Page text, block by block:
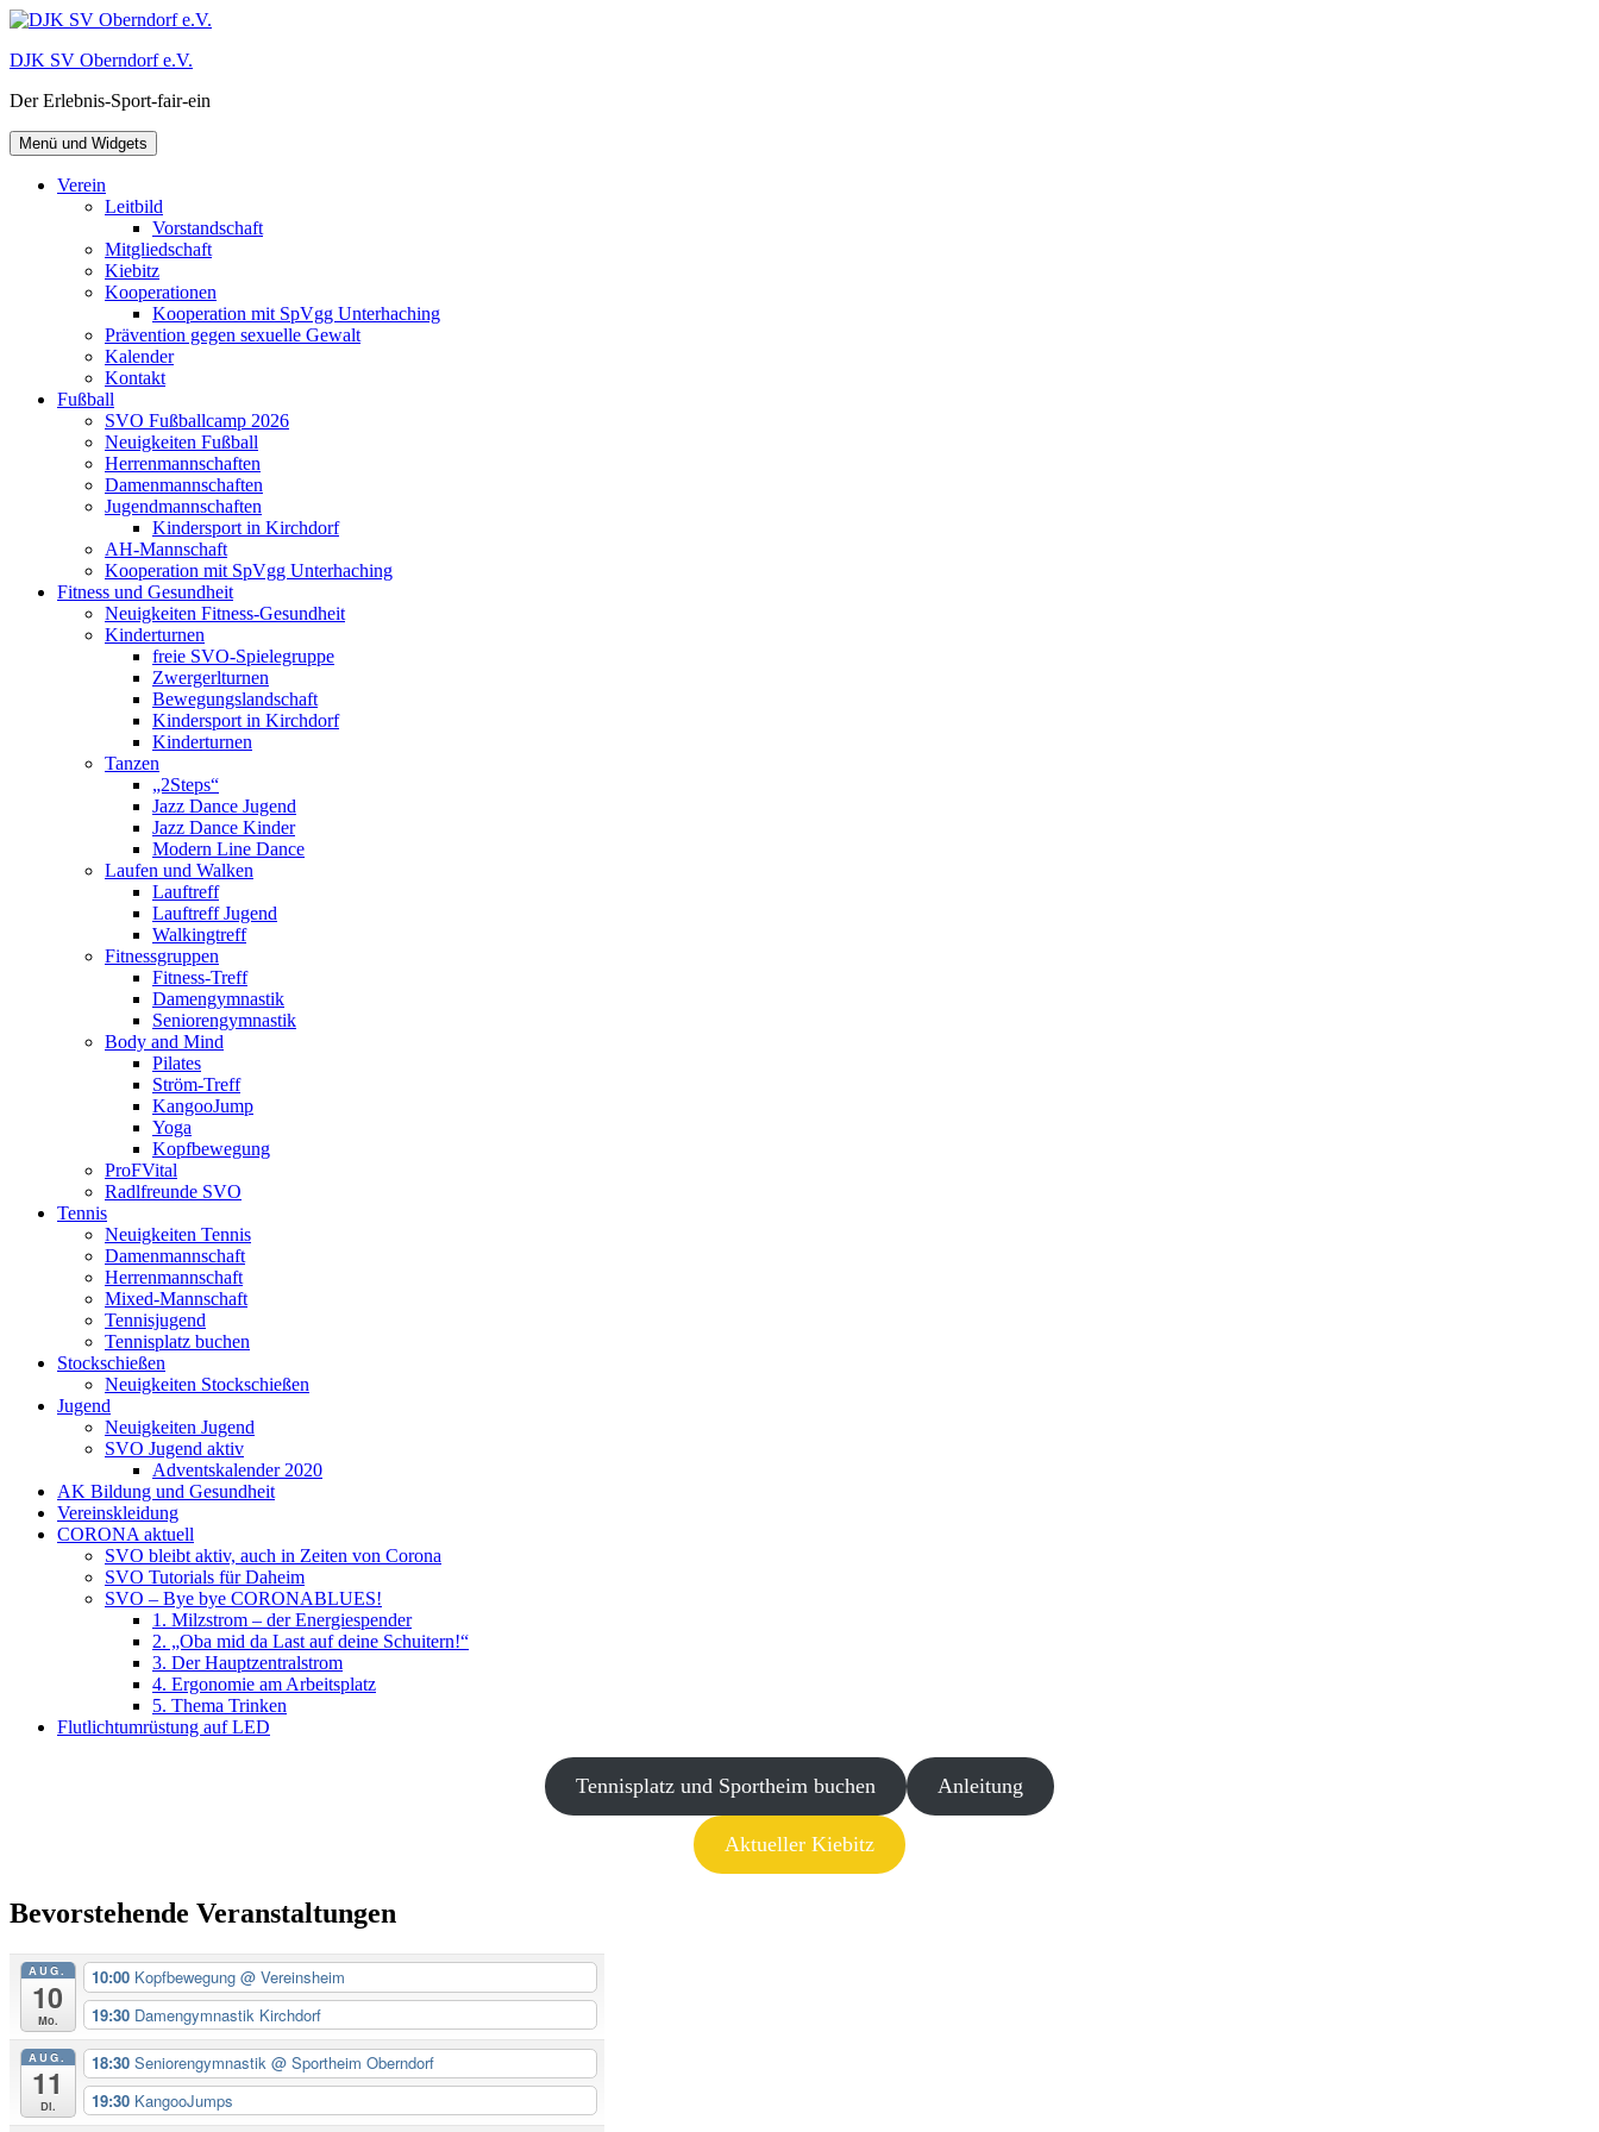
Zum
springen
DJK SV Oberndorf e.V.
Der Erlebnis-Sport-fair-ein
Menü und Widgets
Verein
Leitbild
Vorstandschaft
Mitgliedschaft
Kiebitz
Kooperationen
Kooperation mit SpVgg Unterhaching
Prävention gegen sexuelle Gewalt
Kalender
Kontakt
Fußball
SVO Fußballcamp 2026
Neuigkeiten Fußball
Herrenmannschaften
Damenmannschaften
Jugendmannschaften
Kindersport in Kirchdorf
AH-Mannschaft
Kooperation mit SpVgg Unterhaching
Fitness und Gesundheit
Neuigkeiten Fitness-Gesundheit
Kinderturnen
freie SVO-Spielegruppe
Zwergerlturnen
Bewegungslandschaft
Kindersport in Kirchdorf
Kinderturnen
Tanzen
„2Steps“
Jazz Dance Jugend
Jazz Dance Kinder
Modern Line Dance
Laufen und Walken
Lauftreff
Lauftreff Jugend
Walkingtreff
Fitnessgruppen
Fitness-Treff
Damengymnastik
Seniorengymnastik
Body and Mind
Pilates
Ström-Treff
KangooJump
Yoga
Kopfbewegung
ProFVital
Radlfreunde SVO
Tennis
Neuigkeiten Tennis
Damenmannschaft
Herrenmannschaft
Mixed-Mannschaft
Tennisjugend
Tennisplatz buchen
Stockschießen
Neuigkeiten Stockschießen
Jugend
Neuigkeiten Jugend
SVO Jugend aktiv
Adventskalender 2020
AK Bildung und Gesundheit
Vereinskleidung
CORONA aktuell
SVO bleibt aktiv, auch in Zeiten von Corona
SVO Tutorials für Daheim
SVO – Bye bye CORONABLUES!
1. Milzstrom – der Energiespender
2. „Oba mid da Last auf deine Schuitern!“
3. Der Hauptzentralstrom
4. Ergonomie am Arbeitsplatz
5. Thema Trinken
Flutlichtumrüstung auf LED
Tennisplatz und Sportheim buchen Anleitung
Aktueller Kiebitz
Bevorstehende Veranstaltungen
AUG.
10
Mo.
10:00 Kopfbewegung @ Vereinsheim
19:30 Damengymnastik Kirchdorf
AUG.
11
Di.
18:30 Seniorengymnastik @ Sportheim Oberndorf
19:30 KangooJumps